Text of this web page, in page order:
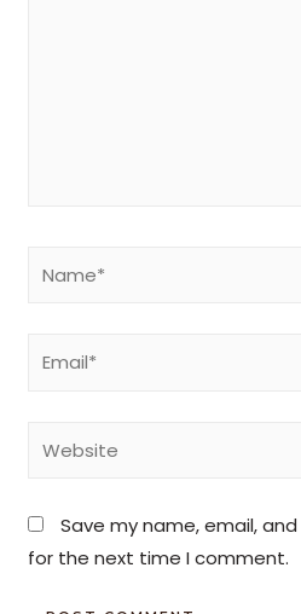
Save my name, email,
for the next time I comment.